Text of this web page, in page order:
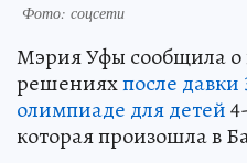
Фото: соцсети
Мэрия Уфы сообщила
решенияхпосле
олимпиаде для детей
которая произошла в